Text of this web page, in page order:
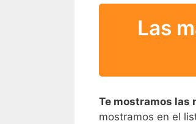
Las
Te mostramos las
mostramos en el